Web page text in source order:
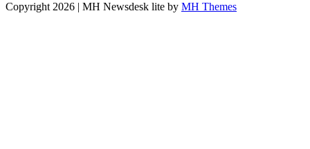
Copyright 2026 | MH Newsdesk lite by MH Themes